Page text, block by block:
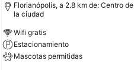
Florianópolis, a 2.8 km de: Centro de
la ciudad
Wifi gratis
Estacionamiento
Mascotas permitidas